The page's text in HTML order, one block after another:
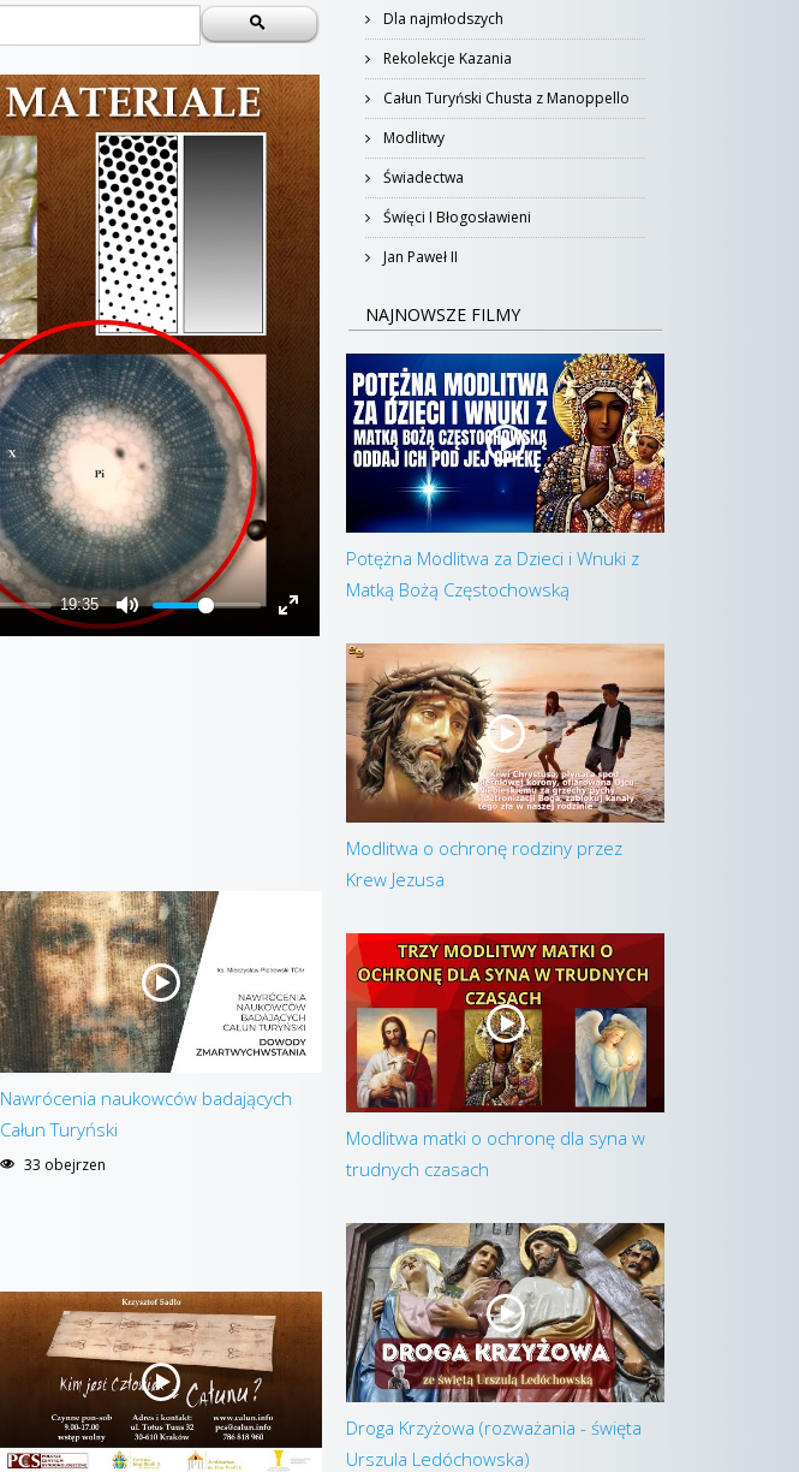
Nawrócenia naukowców badających
Całun Turyński
33 obejrzen
Dla najmłodszych
Rekolekcje Kazania
Całun Turyński Chusta z Manoppello
Modlitwy
Świadectwa
Święci I Błogosławieni
Jan Paweł II
NAJNOWSZE FILMY
Potężna Modlitwa za Dzieci i Wnuki z
Matką Bożą Częstochowską
Modlitwa o ochronę rodziny przez
Krew Jezusa
Modlitwa matki o ochronę dla syna w
trudnych czasach
Droga Krzyżowa (rozważania - święta
Urszula Ledóchowska)